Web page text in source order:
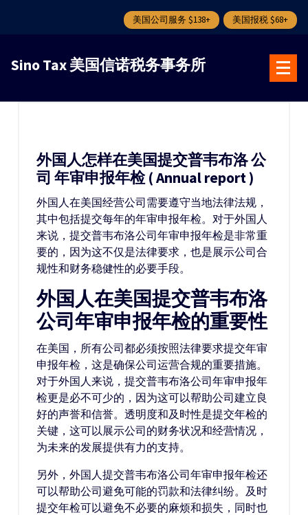
美国公司服务 $138+ 美国报税 $68+
Sino Tax 美国信诺税务事务所
外国人怎样在美国提交普韦布洛 公
司 年审申报年检 ( Annual report )
外国人在美国经营公司需要遵守当地法律法规，
其中包括提交每年的年审申报年检。对于外国人
来说，提交普韦布洛公司年审申报年检是非常重
要的，因为这不仅是法律要求，也是展示公司合
规性和财务稳健性的必要手段。
外国人在美国提交普韦布洛
公司年审申报年检的重要性
在美国，所有公司都必须按照法律要求提交年审
申报年检，这是确保公司运营合规的重要措施。
对于外国人来说，提交普韦布洛公司年审申报年
检更是必不可少的，因为这可以帮助公司建立良
好的声誉和信誉。透明度和及时性是提交年检的
关键，这可以展示公司的财务状况和经营情况，
为未来的发展提供有力的支持。
另外，外国人提交普韦布洛公司年审申报年检还
可以帮助公司避免可能的罚款和法律纠纷。及时
提交年检可以避免不必要的麻烦和损失，同时也